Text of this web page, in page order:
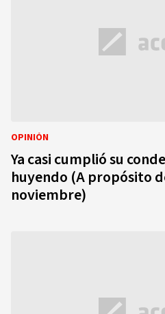
OPINIÓN
Ya casi cumplió su
huyendo (A propósito
noviembre)